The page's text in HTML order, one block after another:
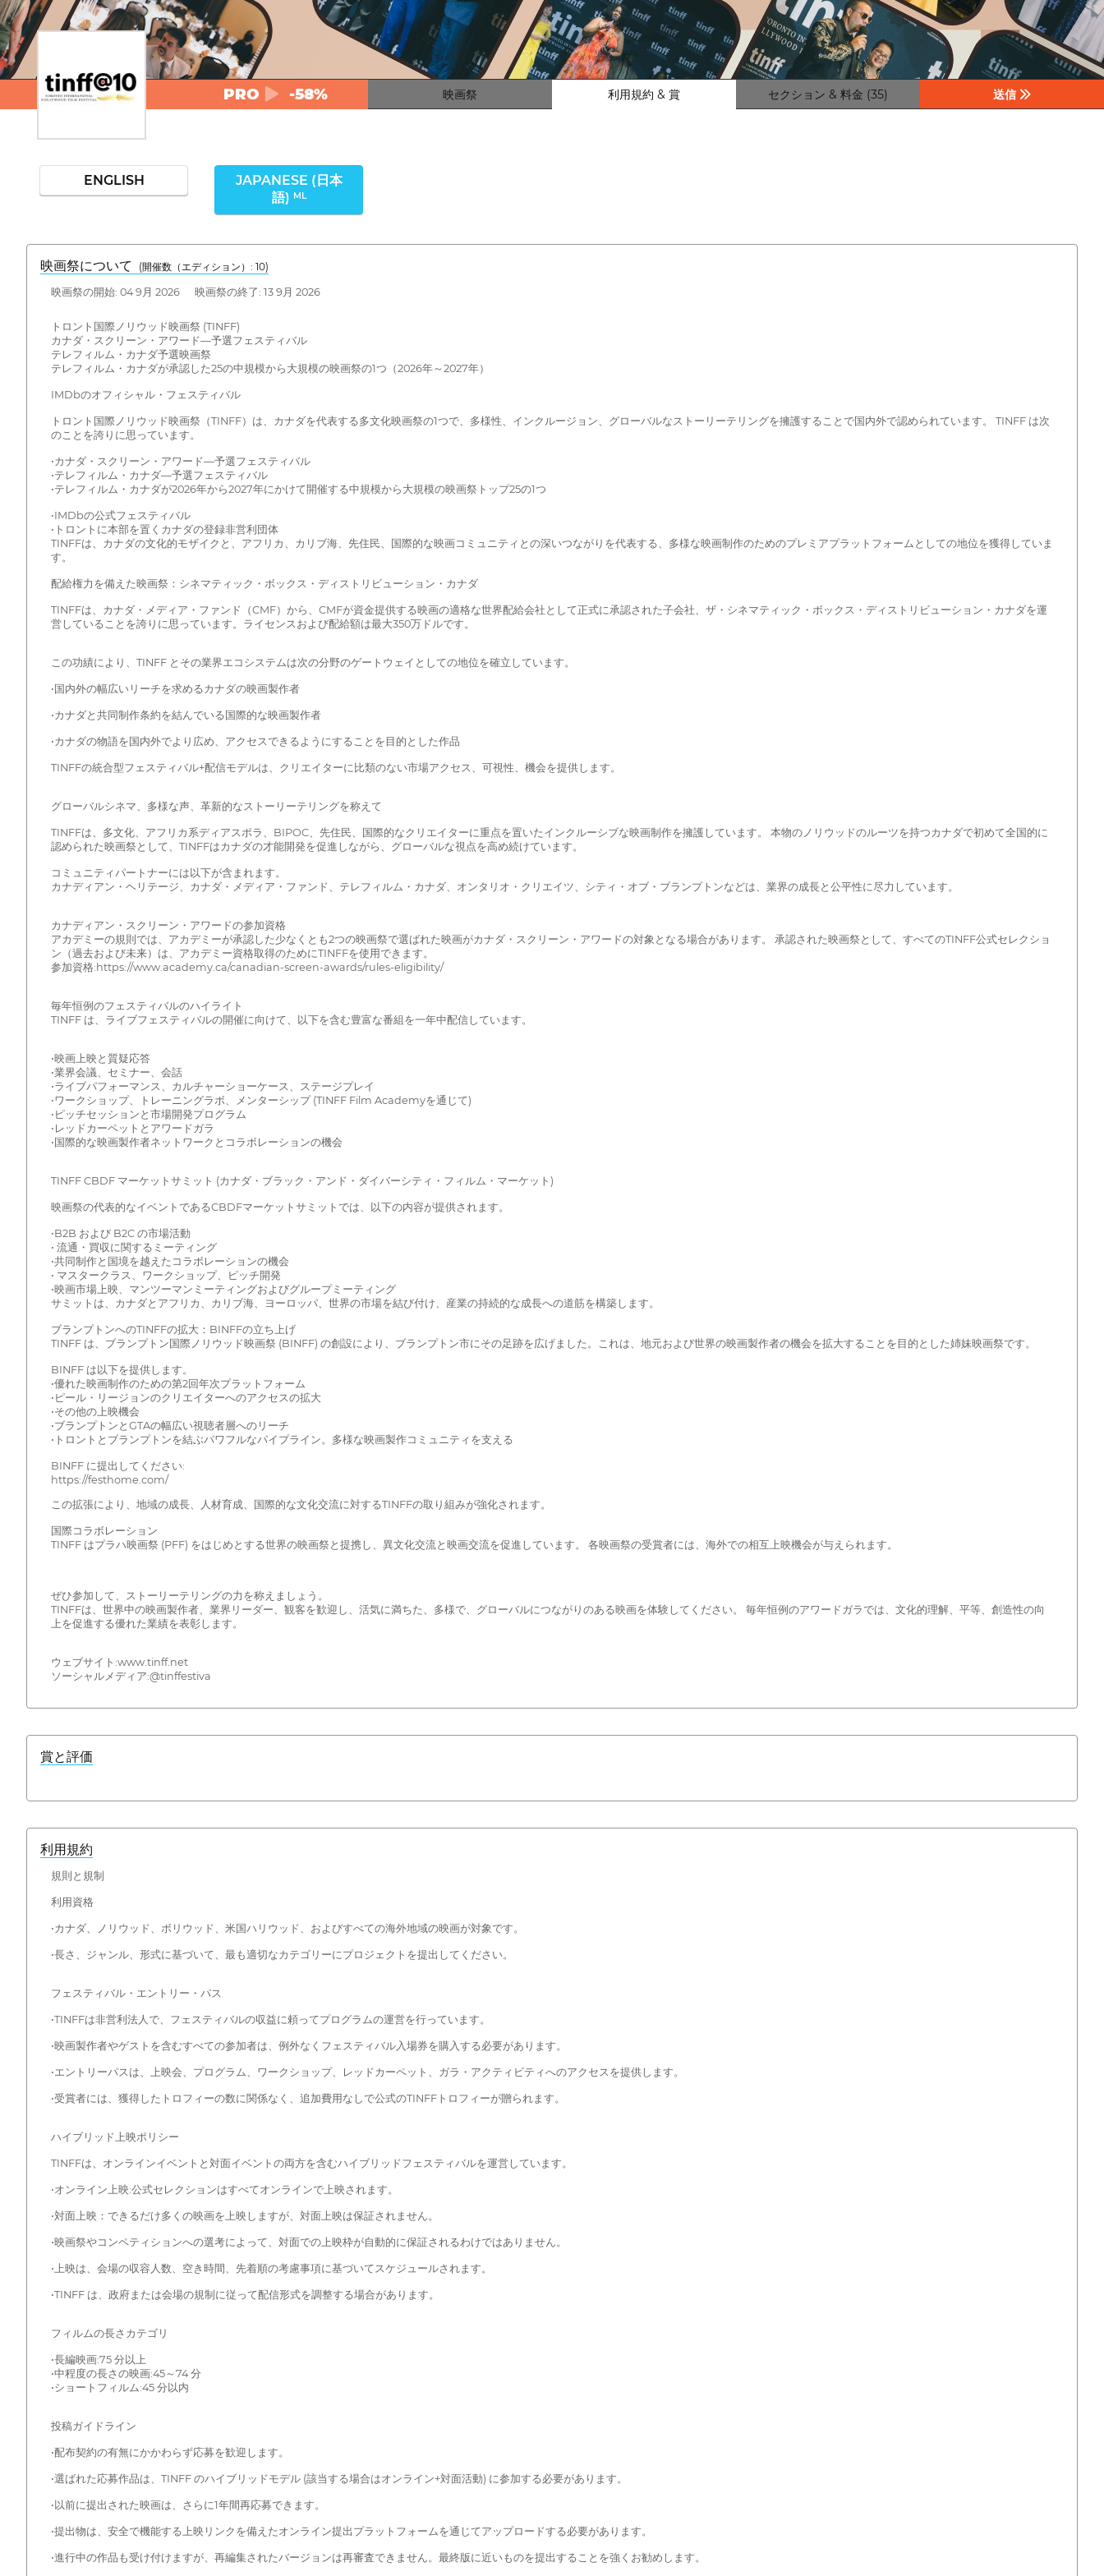
PRO -58% 映画祭 利用規約 & 賞 セクション & 料金 (35) 送信
ENGLISH
JAPANESE (日本
語) ML
映画祭について (開催数（エディション）: 10)
映画祭の開始: 04 9月 2026 映画祭の終了: 13 9月 2026
トロント国際ノリウッド映画祭 (TINFF)
カナダ・スクリーン・アワード—予選フェスティバル
テレフィルム・カナダ予選映画祭
テレフィルム・カナダが承認した25の中規模から大規模の映画祭の1つ（2026年～2027年）
IMDbのオフィシャル・フェスティバル
トロント国際ノリウッド映画祭（TINFF）は、カナダを代表する多文化映画祭の1つで、多様性、インクルージョン、グローバルなストーリーテリングを擁護することで国内外で認められています。 TINFF は次
のことを誇りに思っています。
•カナダ・スクリーン・アワード—予選フェスティバル
•テレフィルム・カナダ—予選フェスティバル
•テレフィルム・カナダが2026年から2027年にかけて開催する中規模から大規模の映画祭トップ25の1つ
•IMDbの公式フェスティバル
•トロントに本部を置くカナダの登録非営利団体
TINFFは、カナダの文化的モザイクと、アフリカ、カリブ海、先住民、国際的な映画コミュニティとの深いつながりを代表する、多様な映画制作のためのプレミアプラットフォームとしての地位を獲得していま
す。
配給権力を備えた映画祭：シネマティック・ボックス・ディストリビューション・カナダ
TINFFは、カナダ・メディア・ファンド（CMF）から、CMFが資金提供する映画の適格な世界配給会社として正式に承認された子会社、ザ・シネマティック・ボックス・ディストリビューション・カナダを運
営していることを誇りに思っています。ライセンスおよび配給額は最大350万ドルです。
この功績により、TINFF とその業界エコシステムは次の分野のゲートウェイとしての地位を確立しています。
•国内外の幅広いリーチを求めるカナダの映画製作者
•カナダと共同制作条約を結んでいる国際的な映画製作者
•カナダの物語を国内外でより広め、アクセスできるようにすることを目的とした作品
TINFFの統合型フェスティバル+配信モデルは、クリエイターに比類のない市場アクセス、可視性、機会を提供します。
グローバルシネマ、多様な声、革新的なストーリーテリングを称えて
TINFFは、多文化、アフリカ系ディアスポラ、BIPOC、先住民、国際的なクリエイターに重点を置いたインクルーシブな映画制作を擁護しています。 本物のノリウッドのルーツを持つカナダで初めて全国的に
認められた映画祭として、TINFFはカナダの才能開発を促進しながら、グローバルな視点を高め続けています。
コミュニティパートナーには以下が含まれます。
カナディアン・ヘリテージ、カナダ・メディア・ファンド、テレフィルム・カナダ、オンタリオ・クリエイツ、シティ・オブ・ブランプトンなどは、業界の成長と公平性に尽力しています。
カナディアン・スクリーン・アワードの参加資格
アカデミーの規則では、アカデミーが承認した少なくとも2つの映画祭で選ばれた映画がカナダ・スクリーン・アワードの対象となる場合があります。 承認された映画祭として、すべてのTINFF公式セレクショ
ン（過去および未来）は、アカデミー資格取得のためにTINFFを使用できます。
参加資格:https://www.academy.ca/canadian-screen-awards/rules-eligibility/
毎年恒例のフェスティバルのハイライト
TINFF は、ライブフェスティバルの開催に向けて、以下を含む豊富な番組を一年中配信しています。
•映画上映と質疑応答
•業界会議、セミナー、会話
•ライブパフォーマンス、カルチャーショーケース、ステージプレイ
•ワークショップ、トレーニングラボ、メンターシップ (TINFF Film Academyを通じて)
•ピッチセッションと市場開発プログラム
•レッドカーペットとアワードガラ
•国際的な映画製作者ネットワークとコラボレーションの機会
TINFF CBDF マーケットサミット (カナダ・ブラック・アンド・ダイバーシティ・フィルム・マーケット)
映画祭の代表的なイベントであるCBDFマーケットサミットでは、以下の内容が提供されます。
•B2B および B2C の市場活動
• 流通・買収に関するミーティング
•共同制作と国境を越えたコラボレーションの機会
• マスタークラス、ワークショップ、ピッチ開発
•映画市場上映、マンツーマンミーティングおよびグループミーティング
サミットは、カナダとアフリカ、カリブ海、ヨーロッパ、世界の市場を結び付け、産業の持続的な成長への道筋を構築します。
ブランプトンへのTINFFの拡大：BINFFの立ち上げ
TINFF は、ブランプトン国際ノリウッド映画祭 (BINFF) の創設により、ブランプトン市にその足跡を広げました。これは、地元および世界の映画製作者の機会を拡大することを目的とした姉妹映画祭です。
BINFF は以下を提供します。
•優れた映画制作のための第2回年次プラットフォーム
•ピール・リージョンのクリエイターへのアクセスの拡大
•その他の上映機会
•ブランプトンとGTAの幅広い視聴者層へのリーチ
•トロントとブランプトンを結ぶパワフルなパイプライン。多様な映画製作コミュニティを支える
BINFF に提出してください:
https://festhome.com/
この拡張により、地域の成長、人材育成、国際的な文化交流に対するTINFFの取り組みが強化されます。
国際コラボレーション
TINFF はプラハ映画祭 (PFF) をはじめとする世界の映画祭と提携し、異文化交流と映画交流を促進しています。 各映画祭の受賞者には、海外での相互上映機会が与えられます。
ぜひ参加して、ストーリーテリングの力を称えましょう。
TINFFは、世界中の映画製作者、業界リーダー、観客を歓迎し、活気に満ちた、多様で、グローバルにつながりのある映画を体験してください。 毎年恒例のアワードガラでは、文化的理解、平等、創造性の向
上を促進する優れた業績を表彰します。
ウェブサイト:www.tinff.net
ソーシャルメディア:@tinffestiva
賞と評価
利用規約
規則と規制
利用資格
•カナダ、ノリウッド、ボリウッド、米国ハリウッド、およびすべての海外地域の映画が対象です。
•長さ、ジャンル、形式に基づいて、最も適切なカテゴリーにプロジェクトを提出してください。
フェスティバル・エントリー・パス
•TINFFは非営利法人で、フェスティバルの収益に頼ってプログラムの運営を行っています。
•映画製作者やゲストを含むすべての参加者は、例外なくフェスティバル入場券を購入する必要があります。
•エントリーパスは、上映会、プログラム、ワークショップ、レッドカーペット、ガラ・アクティビティへのアクセスを提供します。
•受賞者には、獲得したトロフィーの数に関係なく、追加費用なしで公式のTINFFトロフィーが贈られます。
ハイブリッド上映ポリシー
TINFFは、オンラインイベントと対面イベントの両方を含むハイブリッドフェスティバルを運営しています。
•オンライン上映:公式セレクションはすべてオンラインで上映されます。
•対面上映：できるだけ多くの映画を上映しますが、対面上映は保証されません。
•映画祭やコンペティションへの選考によって、対面での上映枠が自動的に保証されるわけではありません。
•上映は、会場の収容人数、空き時間、先着順の考慮事項に基づいてスケジュールされます。
•TINFF は、政府または会場の規制に従って配信形式を調整する場合があります。
フィルムの長さカテゴリ
•長編映画:75 分以上
•中程度の長さの映画:45～74 分
•ショートフィルム:45 分以内
投稿ガイドライン
•配布契約の有無にかかわらず応募を歓迎します。
•選ばれた応募作品は、TINFF のハイブリッドモデル (該当する場合はオンライン+対面活動) に参加する必要があります。
•以前に提出された映画は、さらに1年間再応募できます。
•提出物は、安全で機能する上映リンクを備えたオンライン提出プラットフォームを通じてアップロードする必要があります。
•進行中の作品も受け付けますが、再編集されたバージョンは再審査できません。最終版に近いものを提出することを強くお勧めします。